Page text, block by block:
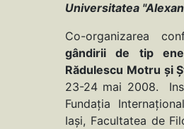
Universitatea
Co-organizarea
gândirii de tip
Rădulescu Motru şi
23-24 mai 2008.
Fundaţia
Iaşi, Facultatea de